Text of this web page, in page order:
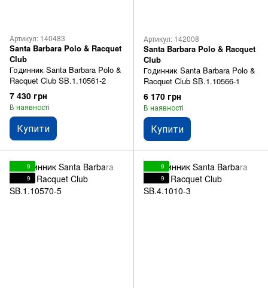
Артикул: 140483
Santa Barbara Polo & Racquet
Club
Годинник Santa Barbara Polo &
Racquet Club SB.1.10561-2
7 430 грн
В наявності
Купити
Артикул: 142008
Santa Barbara Polo & Racquet
Club
Годинник Santa Barbara Polo &
Racquet Club SB.1.10566-1
6 170 грн
В наявності
Купити
9
9
9
9